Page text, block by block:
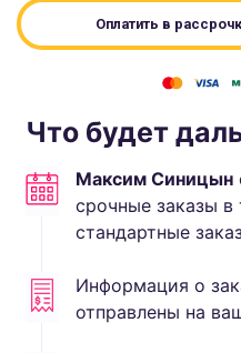
Оплатить в
Что будет
Максим Синицын
срочные заказы в
стандартные
Информация о
отправлены на